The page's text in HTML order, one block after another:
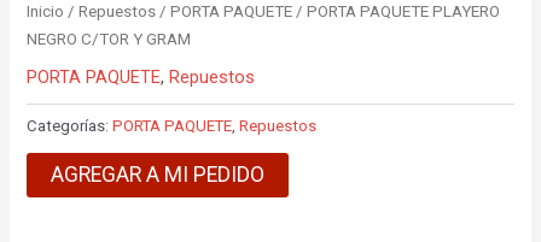
Inicio /Repuestos /PORTA PAQUETE / PORTA PAQUETE PLAYERO
NEGRO C/TOR Y GRAM
PORTA PAQUETE,Repuestos
Categorías:PORTA PAQUETE,Repuestos
AGREGAR A MI PEDIDO